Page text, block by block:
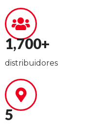
1,700+
distribuidores
5